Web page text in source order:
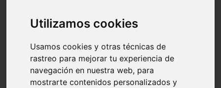
Utilizamos cookies
Usamos cookies y otras técnicas de
rastreo para mejorar tu experiencia de
navegación en nuestra web, para
mostrarte contenidos personalizados y
Valencia - chiva
Murcia - calasparra
Valencia - sagunt
Asturias - ribadesella
Castellón - benicàssim
Alicante - el-campello